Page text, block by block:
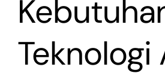
Teknologi